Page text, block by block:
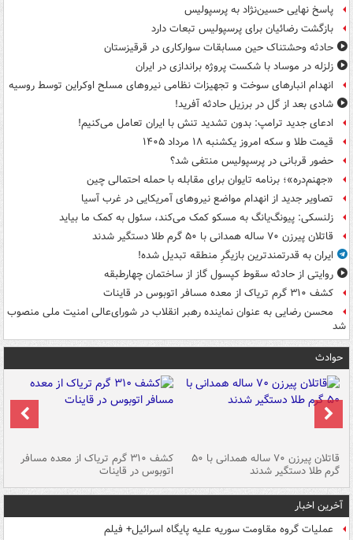
پاسخ نهایی حسین‌نژاد به پرسپولیس
بازگشت رضائیان برای پرسپولیس تبعات دارد
حادثه وحشتناک حین مسابقات سوارکاری در قرقیزستان
زلزله در موساد با شکست پروژه براندازی در ایران
انهدام انبارهای سوخت و تجهیزات نظامی نیروهای مسلح اوکراین توسط روسیه
شادی بعد از گل در برزیل حادثه آفرید!
ادعای جدید ترامپ: بدون تشدید تنش با ایران تعامل می‌کنیم!
قیمت طلا و سکه امروز یکشنبه ۱۸ مرداد ۱۴۰۵
حضور قربانی در پرسپولیس منتفی شد؟
«جهنم‌دره»؛ برنامه تایوان برای مقابله با حمله احتمالی چین
تصاویر جدید از انهدام مواضع نیروهای آمریکایی در غرب آسیا
زلنسکی: پیونگ‌یانگ به مسکو کمک می‌کند، سئول به کمک ما بیاید
قاتلان پیرزن ۷۰ ساله همدانی با ۵۰ گرم طلا دستگیر شدند
ایران به قدرتمندترین بازیگرِ منطقه تبدیل شده!
روایتی از حادثه سقوط کپسول گاز از ساختمان چهارطبقه
کشف ۳۱۰ گرم تریاک از معده مسافر اتوبوس در قاینات
محسن رضایی به عنوان نماینده رهبر انقلاب در شورای‌عالی امنیت ملی منصوب
شد
حوادث
قاتلان پیرزن ۷۰ ساله همدانی با ۵۰
گرم طلا دستگیر شدند
کشف ۳۱۰ گرم تریاک از معده مسافر
اتوبوس در قاینات
آخرین اخبار
عملیات گروه مقاومت سوریه علیه پایگاه اسرائیل+ فیلم